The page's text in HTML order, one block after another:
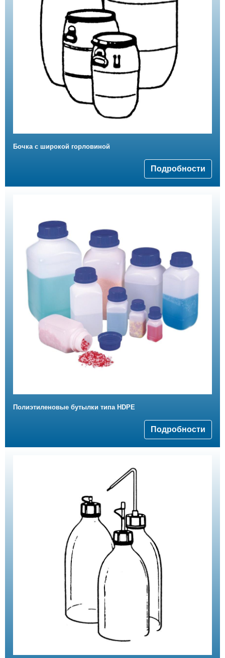
Бочка с широкой горловиной
Подробности
Полиэтиленовыe бутылки типа HDPE
Подробности